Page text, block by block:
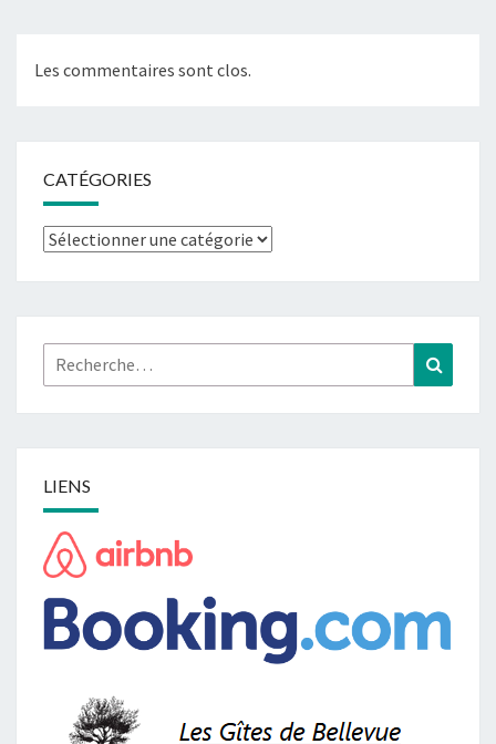
Les commentaires sont clos.
CATÉGORIES
Catégories
Rechercher :
LIENS